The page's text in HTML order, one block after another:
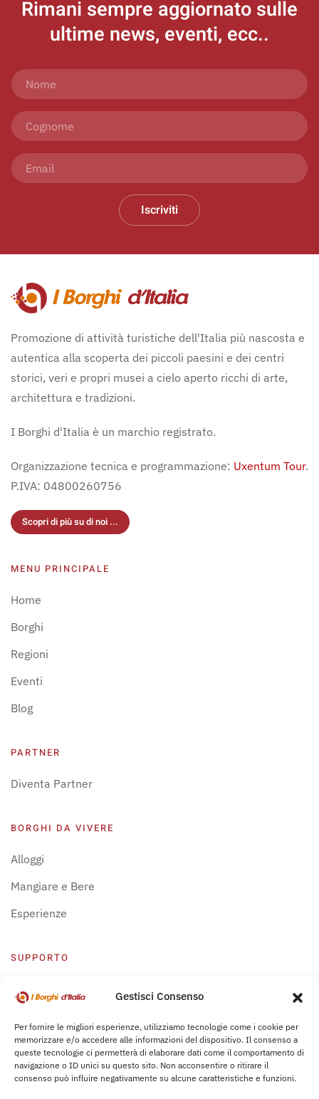
Gestisci Consenso
Per fornire le migliori esperienze, utilizziamo tecnologie come i cookie per
memorizzare e/o accedere alle informazioni del dispositivo. Il consenso a
queste tecnologie ci permetterà di elaborare dati come il comportamento di
navigazione o ID unici su questo sito. Non acconsentire o ritirare il
consenso può influire negativamente su alcune caratteristiche e funzioni.
Rimani sempre aggiornato sulle
ultime news, eventi, ecc..
Iscriviti
Promozione di attività turistiche dell'Italia più nascosta e
autentica alla scoperta dei piccoli paesini e dei centri
storici, veri e propri musei a cielo aperto ricchi di arte,
architettura e tradizioni.
I Borghi d'Italia è un marchio registrato.
Organizzazione tecnica e programmazione: Uxentum Tour.
P.IVA: 04800260756
Scopri di più su di noi ...
MENU PRINCIPALE
Home
Borghi
Regioni
Eventi
Blog
PARTNER
Diventa Partner
BORGHI DA VIVERE
Alloggi
Mangiare e Bere
Esperienze
SUPPORTO
Centro Supporto
Leggi Bochure